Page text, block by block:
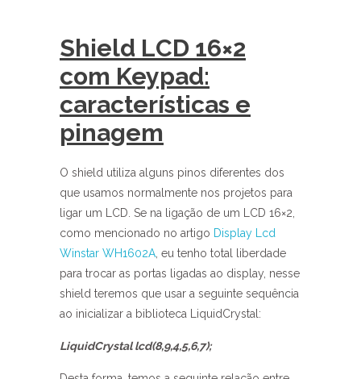
Shield LCD 16×2
com Keypad:
características e
pinagem
O shield utiliza alguns pinos diferentes dos
que usamos normalmente nos projetos para
ligar um LCD. Se na ligação de um LCD 16×2,
como mencionado no artigo Display Lcd
Winstar WH1602A , eu tenho total liberdade
para trocar as portas ligadas ao display, nesse
shield teremos que usar a seguinte sequência
ao inicializar a biblioteca LiquidCrystal:
LiquidCrystal lcd(8,9,4,5,6,7);